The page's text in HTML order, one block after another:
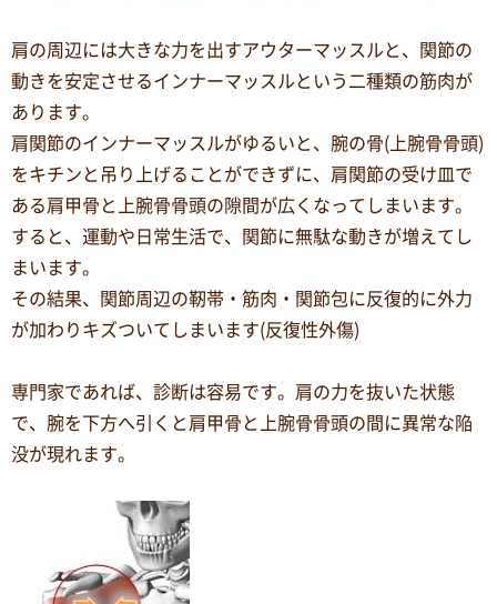
肩の周辺には大きな力を出すアウターマッスルと、関節の
動きを安定させるインナーマッスルという二種類の筋肉が
あります。
肩関節のインナーマッスルがゆるいと、腕の骨(上腕骨骨頭)
をキチンと吊り上げることができずに、肩関節の受け皿で
ある肩甲骨と上腕骨骨頭の隙間が広くなってしまいます。
すると、運動や日常生活で、関節に無駄な動きが増えてし
まいます。
その結果、関節周辺の靭帯・筋肉・関節包に反復的に外力
が加わりキズついてしまいます(反復性外傷)
専門家であれば、診断は容易です。肩の力を抜いた状態
で、腕を下方へ引くと肩甲骨と上腕骨骨頭の間に異常な陥
没が現れます。